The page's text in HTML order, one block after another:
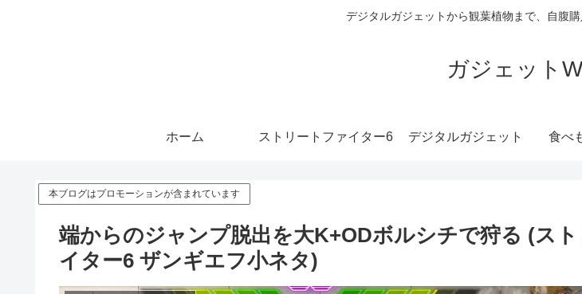
デジタルガジェットから観葉植物まで、自腹購
ガジェット
ホーム ストリートファイター6 デジタルガジェット 食べ
本ブログはプロモーションが含まれています
端からのジャンプ脱出を大K+ODボルシチで狩る (ス
イター6 ザンギエフ小ネタ)